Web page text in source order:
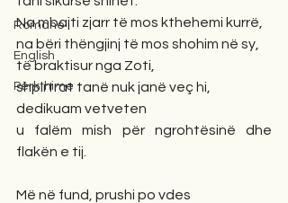
Romane
English
Përkthime
Na mbajti zjarr të mos kthehemi kurrë,
na bëri thëngjinj të mos shohim në sy,
të braktisur nga Zoti,
shpirtrat tanë nuk janë veç hi,
dedikuam vetveten
u falëm mish për ngrohtësinë dhe
flakën e tij.
Më në fund, prushi po vdes